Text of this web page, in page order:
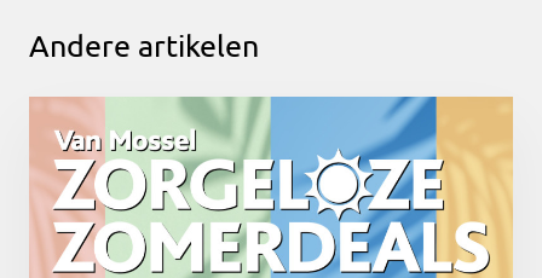
Andere artikelen